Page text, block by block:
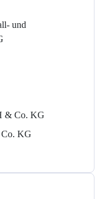
und
& Co. KG
KG